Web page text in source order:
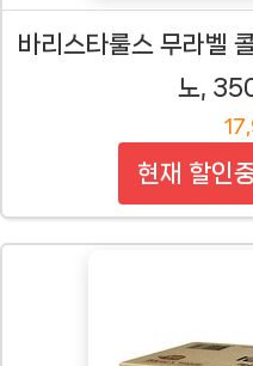
바리스타룰스 무라벨
노,
현재 할인